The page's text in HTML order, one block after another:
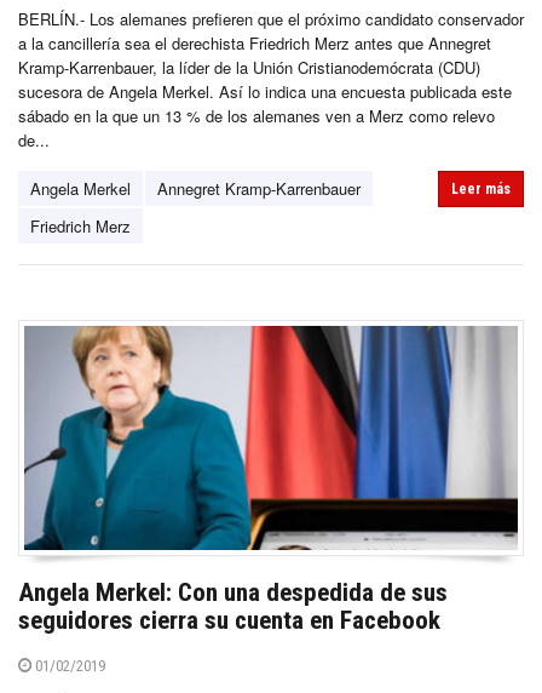
BERLÍN.- Los alemanes prefieren que el próximo candidato conservador
a la cancillería sea el derechista Friedrich Merz antes que Annegret
Kramp-Karrenbauer, la líder de la Unión Cristianodemócrata (CDU)
sucesora de Angela Merkel. Así lo indica una encuesta publicada este
sábado en la que un 13 % de los alemanes ven a Merz como relevo
de...
Angela Merkel
Annegret Kramp-Karrenbauer
Friedrich Merz
Leer más
Angela Merkel: Con una despedida de sus
seguidores cierra su cuenta en Facebook
01/02/2019